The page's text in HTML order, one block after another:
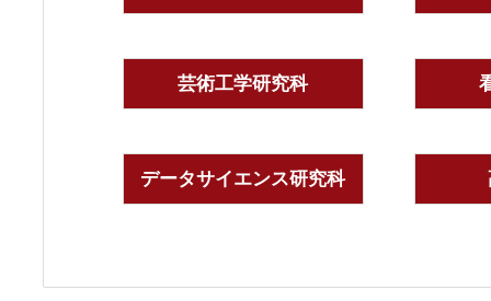
芸術工学研究科
データサイエンス研究科